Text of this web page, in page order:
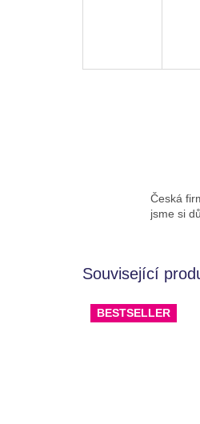
Česká
jsme si
Související
BESTSELLER